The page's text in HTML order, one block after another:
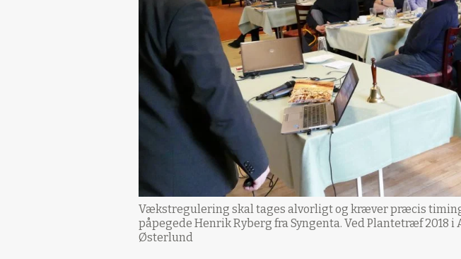
Vækstregulering skal tages alvorligt og kræver præcis
påpegede Henrik Ryberg fra Syngenta. Ved Plantetræf 2018
Østerlund